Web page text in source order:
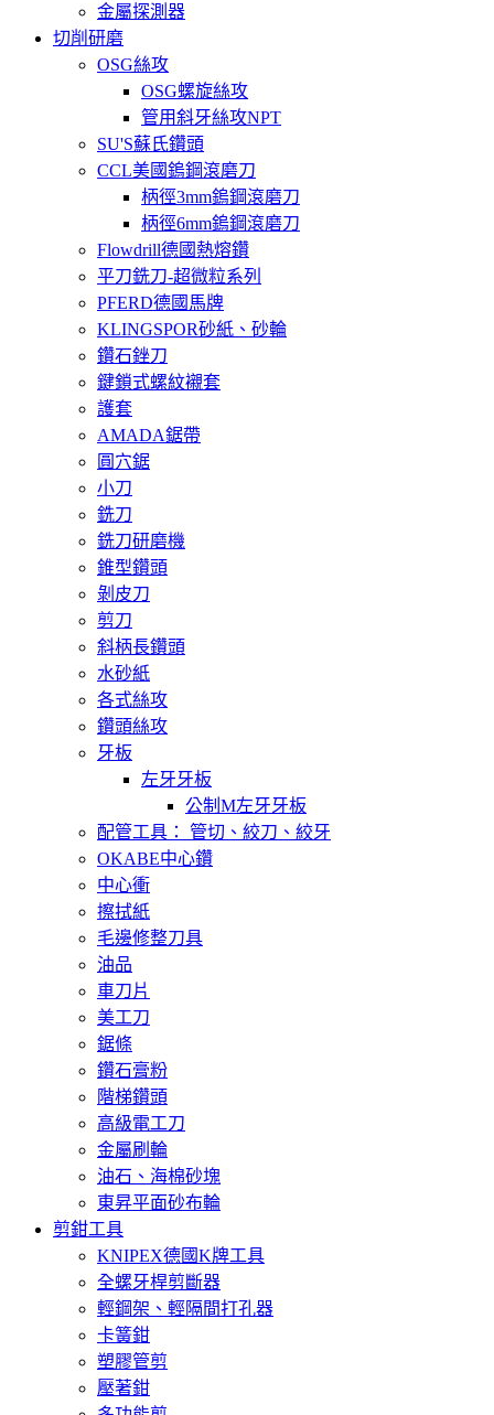
金屬探測器
切削研磨
OSG絲攻
OSG螺旋絲攻
管用斜牙絲攻NPT
SU'S蘇氏鑽頭
CCL美國鎢鋼滾磨刀
柄徑3mm鎢鋼滾磨刀
柄徑6mm鎢鋼滾磨刀
Flowdrill德國熱熔鑽
平刀銑刀-超微粒系列
PFERD德國馬牌
KLINGSPOR砂紙、砂輪
鑽石銼刀
鍵鎖式螺紋襯套
護套
AMADA鋸帶
圓穴鋸
小刀
銑刀
銑刀研磨機
錐型鑽頭
剝皮刀
剪刀
斜柄長鑽頭
水砂紙
各式絲攻
鑽頭絲攻
牙板
左牙牙板
公制M左牙牙板
配管工具： 管切、絞刀、絞牙
OKABE中心鑽
中心衝
擦拭紙
毛邊修整刀具
油品
車刀片
美工刀
鋸條
鑽石膏粉
階梯鑽頭
高級電工刀
金屬刷輪
油石、海棉砂塊
東昇平面砂布輪
剪鉗工具
KNIPEX德國K牌工具
全螺牙桿剪斷器
輕鋼架、輕隔間打孔器
卡簧鉗
塑膠管剪
壓著鉗